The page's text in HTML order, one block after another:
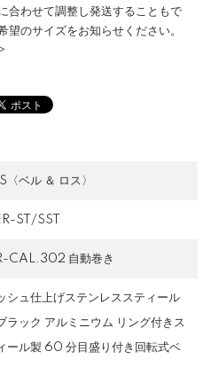
合わせて調整し発送することもで
望のサイズをお知らせください。
ベル ＆ ロス〉
ST/SST
CAL.302 自動巻き
シュ仕上げステンレススティール
ラック アルミニウム リング付きス
ール製 60 分目盛り付き回転式ベ